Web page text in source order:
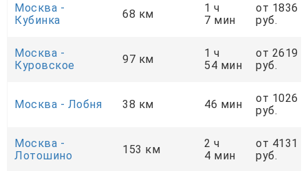
Москва -
Кубинка
68 км
1 ч
7 мин
от 1836
руб.
Москва -
Куровское
97 км
1 ч
54 мин
от 2619
руб.
Москва - Лобня 38 км 46 мин
от 1026
руб.
Москва -
Лотошино
153 км
2 ч
4 мин
от 4131
руб.